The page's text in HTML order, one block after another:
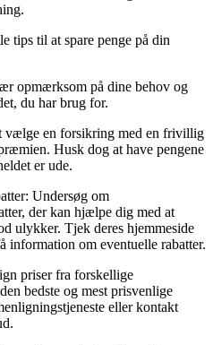
tips til at spare penge på din
opmærksom på dine behov og
du har brug for.
vælge en forsikring med en frivillig
Husk dog at have pengene
er ude.
Undersøg om
der kan hjælpe dig med at
ulykker. Tjek deres hjemmeside
information om eventuelle rabatter.
priser fra forskellige
bedste og mest prisvenlige
eller kontakt